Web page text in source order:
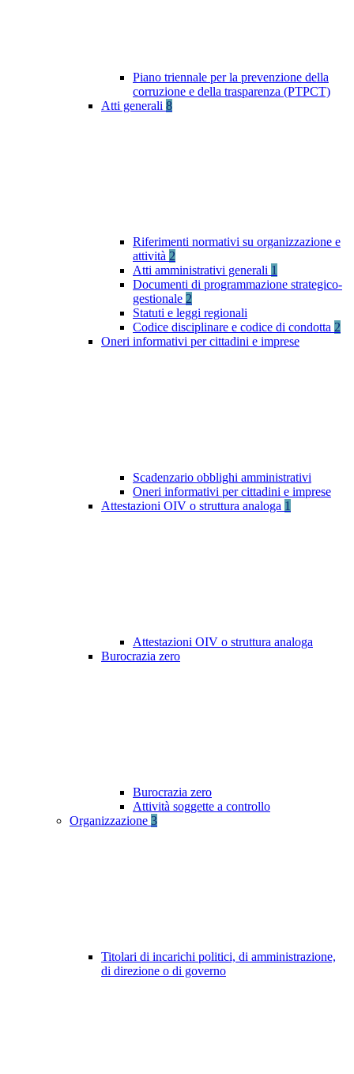
Piano triennale per la prevenzione della
corruzione e della trasparenza (PTPCT)
Atti generali 8
Riferimenti normativi su organizzazione e
attività 2
Atti amministrativi generali 1
Documenti di programmazione strategico-
gestionale 2
Statuti e leggi regionali
Codice disciplinare e codice di condotta 2
Oneri informativi per cittadini e imprese
Scadenzario obblighi amministrativi
Oneri informativi per cittadini e imprese
Attestazioni OIV o struttura analoga 1
Attestazioni OIV o struttura analoga
Burocrazia zero
Burocrazia zero
Attività soggette a controllo
Organizzazione 3
Titolari di incarichi politici, di amministrazione,
di direzione o di governo